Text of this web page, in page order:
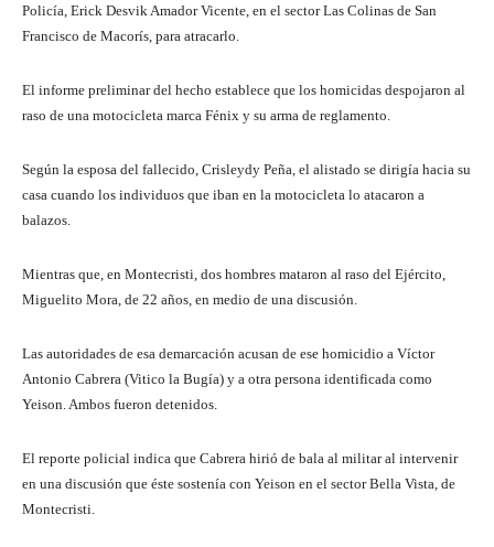
Policía, Erick Desvik Amador Vicente, en el sector Las Colinas de San
Francisco de Macorís, para atracarlo.
El informe preliminar del hecho establece que los homicidas despojaron al
raso de una motocicleta marca Fénix y su arma de reglamento.
Según la esposa del fallecido, Crisleydy Peña, el alistado se dirigía hacia su
casa cuando los individuos que iban en la motocicleta lo atacaron a
balazos.
Mientras que, en Montecristi, dos hombres mataron al raso del Ejército,
Miguelito Mora, de 22 años, en medio de una discusión.
Las autoridades de esa demarcación acusan de ese homicidio a Víctor
Antonio Cabrera (Vitico la Bugía) y a otra persona identificada como
Yeison. Ambos fueron detenidos.
El reporte policial indica que Cabrera hirió de bala al militar al intervenir
en una discusión que éste sostenía con Yeison en el sector Bella Vista, de
Montecristi.